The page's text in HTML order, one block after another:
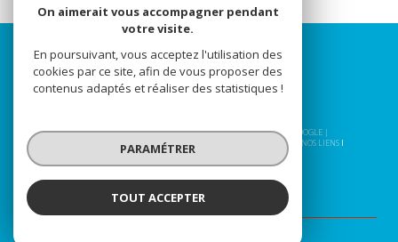
© 2026 | TOUS DROITS RÉSERVÉS | TRADUCTION POWERED BY GOOGLE |
NOS HONORAIRES
PLAN DU SITE MENTIONS LÉGALES ADMIN
NOS LIENS
POLITIQUE RGPD
On aimerait vous accompagner pendant
votre visite.
En poursuivant, vous acceptez l'utilisation des
cookies par ce site, afin de vous proposer des
contenus adaptés et réaliser des statistiques !
PARAMÉTRER
TOUT ACCEPTER